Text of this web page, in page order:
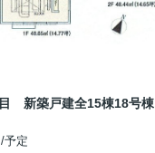
新築戸建全15棟18号棟
予定